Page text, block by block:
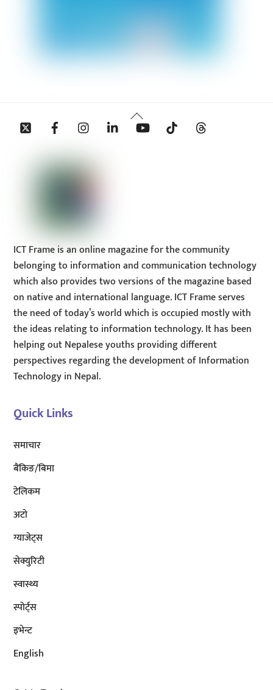
Back
To
Twitter Facebook InstagramLinkedin YouTube Tiktok
ICT Frame is an online magazine for the community
belonging to information and communication technology
which also provides two versions of the magazine based
on native and international language. ICT Frame serves
the need of today’s world which is occupied mostly with
the ideas relating to information technology. It has been
helping out Nepalese youths providing different
perspectives regarding the development of Information
Technology in Nepal.
Quick Links
समाचार
बैंकिङ/बिमा
टेलिकम
अटाे
ग्याजेट्स
सेक्युरिटी
स्वास्थ्य
स्पोर्ट्स
इभेन्ट
English